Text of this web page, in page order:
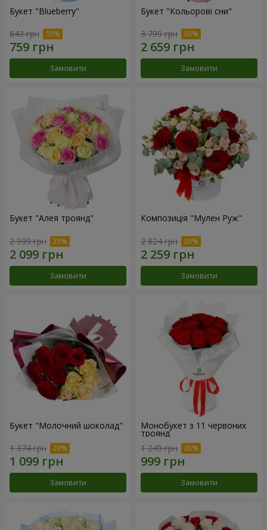
Букет "Blueberry"
843 грн
Замовити
Букет "Кольорові сни"
3 799 грн
Замовити
Букет "Алея троянд"
2 999 грн
Замовити
Композиція "Мулен Руж"
2 824 грн
Замовити
Букет "Молочний шоколад"
1 374 грн
Замовити
Монобукет з 11 червоних
троянд
1 249 грн
Замовити